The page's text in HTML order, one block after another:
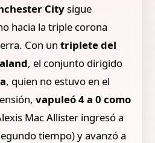
Citysigue
hacia la triple corona
Con un triplete del
, el conjunto dirigido
, quien no estuvo en el
vapuleó 4 a 0 como
Mac Allister ingresó a
tiempo) y avanzó a